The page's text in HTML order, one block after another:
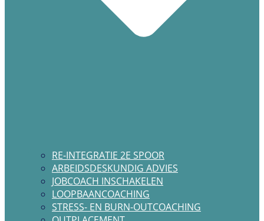
RE-INTEGRATIE 2E SPOOR
ARBEIDSDESKUNDIG ADVIES
JOBCOACH INSCHAKELEN
LOOPBAANCOACHING
STRESS- EN BURN-OUTCOACHING